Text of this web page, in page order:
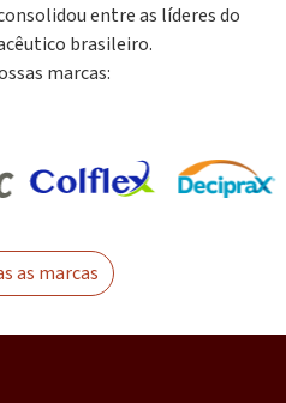
entre as líderes do
brasileiro.
marcas:
as marcas